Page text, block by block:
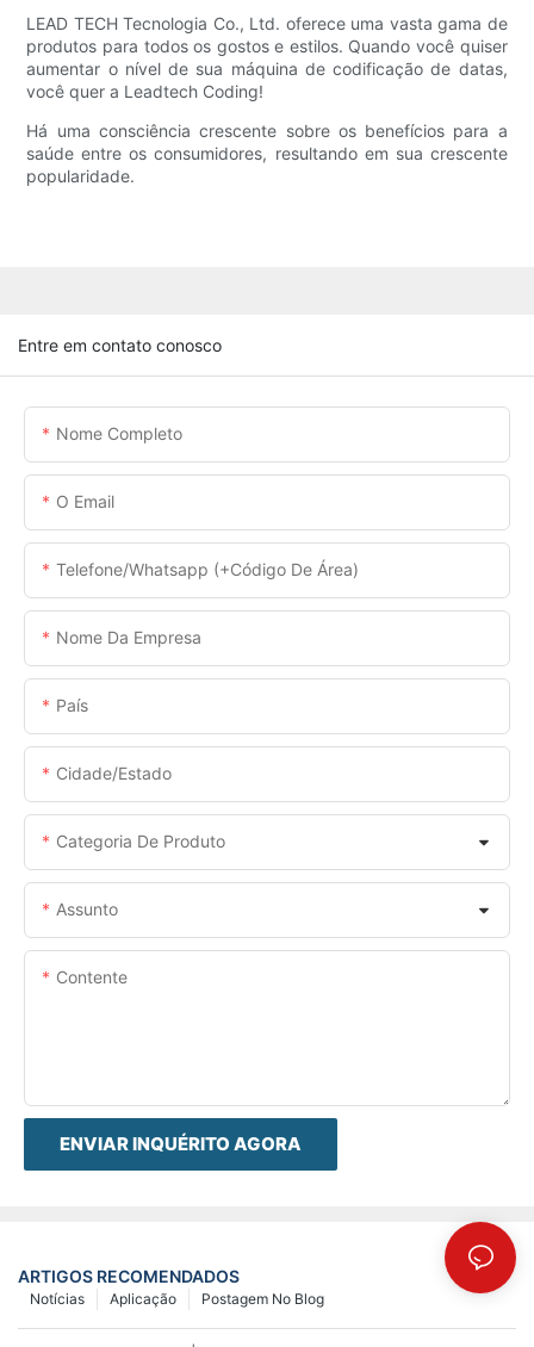
LEAD TECH Tecnologia Co., Ltd. oferece uma vasta gama de
produtos para todos os gostos e estilos. Quando você quiser
aumentar o nível de sua máquina de codificação de datas,
você quer a Leadtech Coding!
Há uma consciência crescente sobre os benefícios para a
saúde entre os consumidores, resultando em sua crescente
popularidade.
Entre em contato conosco
Nome Completo
O Email
Telefone/whatsapp (+código De Área)
Nome Da Empresa
País
Cidade/estado
Categoria De Produto
Assunto
Contente
ENVIAR INQUÉRITO AGORA
ARTIGOS RECOMENDADOS
Postagem No Blog
Aplicação
Notícias